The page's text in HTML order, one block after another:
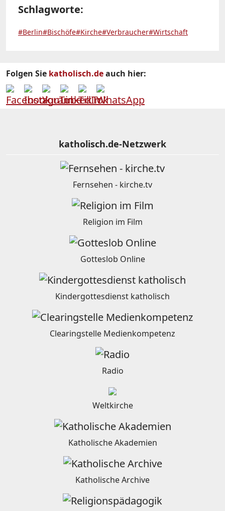
Schlagworte:
#Berlin#Bischöfe#Kirche#Verbraucher#Wirtschaft
Folgen Sie katholisch.deauch hier:
katholisch.de-Netzwerk
Fernsehen - kirche.tv
Religion im Film
Gotteslob Online
Kindergottesdienst katholisch
Clearingstelle Medienkompetenz
Radio
Weltkirche
Katholische Akademien
Katholische Archive